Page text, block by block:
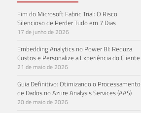
Fim do Microsoft Fabric Trial: O Risco
Silencioso de Perder Tudo em 7 Dias
17 de junho de 2026
Embedding Analytics no Power BI: Reduza
Custos e Personalize a Experiência do Cliente
21 de maio de 2026
Guia Definitivo: Otimizando o Processamento
de Dados no Azure Analysis Services (AAS)
20 de maio de 2026